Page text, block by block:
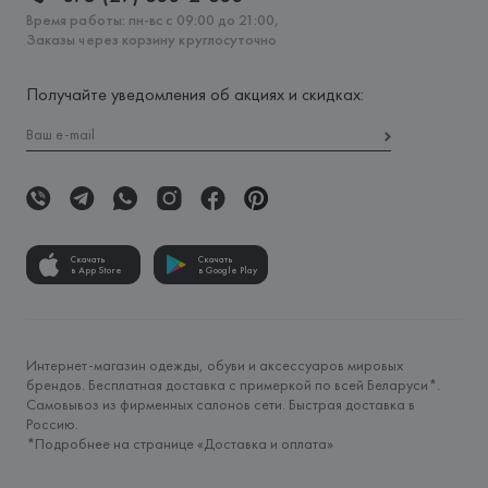
Время работы: пн-вс с 09:00 до 21:00,
Заказы через корзину круглосуточно
Получайте уведомления об акциях и скидках:
Скачать
в App Store
Скачать
в Google Play
Интернет-магазин одежды, обуви и аксессуаров мировых
брендов. Бесплатная доставка с примеркой по всей Беларуси*.
Самовывоз из фирменных салонов сети. Быстрая доставка в
Россию.
*Подробнее на странице «Доставка и оплата»